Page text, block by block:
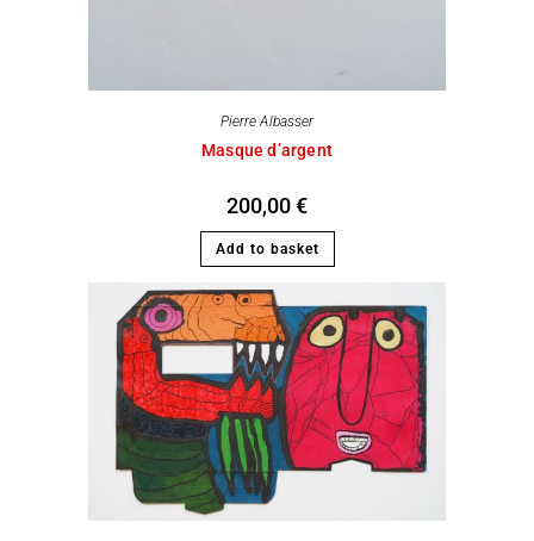
Pierre Albasser
Masque d’argent
200,00€
Add to basket